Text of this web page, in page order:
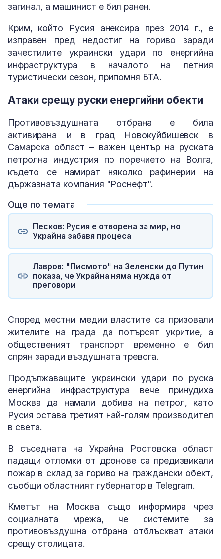
загинал, а машинист е бил ранен.
Крим, който Русия анексира през 2014 г., е
изправен пред недостиг на гориво заради
зачестилите украински удари по енергийна
инфраструктура в началото на летния
туристически сезон, припомня БТА.
Атаки срещу руски енергийни обекти
Противовъздушната отбрана е била
активирана и в град Новокуйбишевск в
Самарска област – важен център на руската
петролна индустрия по поречието на Волга,
където се намират няколко рафинерии на
държавната компания "Роснефт".
Още по темата
Песков: Русия е отворена за мир, но
Украйна забавя процеса
Лавров: "Писмото" на Зеленски до Путин
показа, че Украйна няма нужда от
преговори
Според местни медии властите са призовали
жителите на града да потърсят укритие, а
общественият транспорт временно е бил
спрян заради въздушната тревога.
Продължаващите украински удари по руска
енергийна инфраструктура вече принудиха
Москва да намали добива на петрол, като
Русия остава третият най-голям производител
в света.
В съседната на Украйна Ростовска област
падащи отломки от дронове са предизвикали
пожар в склад за гориво на граждански обект,
съобщи областният губернатор в Telegram.
Кметът на Москва също информира чрез
социалната мрежа, че системите за
противовъздушна отбрана отблъскват атаки
срещу столицата.